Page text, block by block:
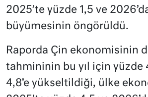
2025’te yüzde 1,5 ve
büyümesinin öngörüldü.
Raporda Çin ekonomisinin
tahmininin bu yıl için yüzde
4,8’e yükseltildiği, ülke